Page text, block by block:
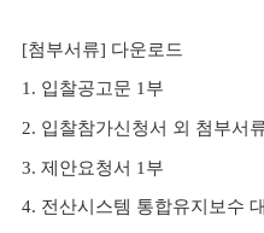
[첨부서류] 다운로드
1. 입찰공고문 1부
2. 입찰참가신청서 외 첨부서
3. 제안요청서 1부
4. 전산시스템 통합유지보수